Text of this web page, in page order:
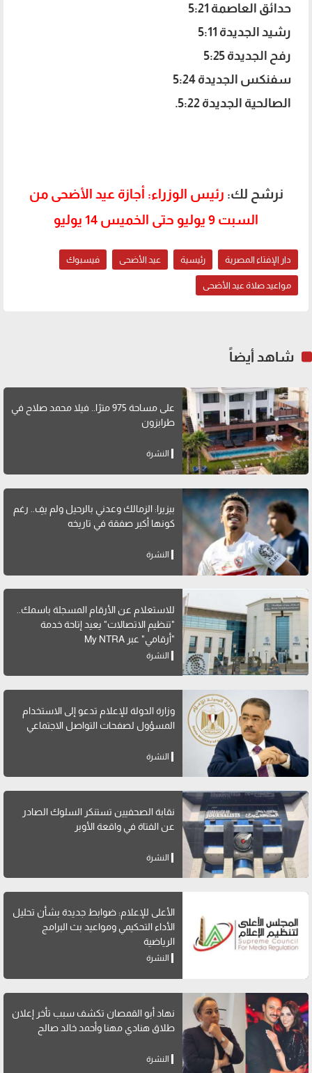
حدائق العاصمة 5:21
رشيد الجديدة 5:11
رفح الجديدة 5:25
سفنكس الجديدة 5:24
الصالحية الجديدة 5:22.
نرشح لك: رئيس الوزراء: أجازة عيد الأضحى من
السبت 9 يوليو حتى الخميس 14 يوليو
دار الإفتاء المصرية رئيسية عيد الأضحى فيسبوك
مواعيد صلاة عيد الأضحى
شاهد أيضاً
على مساحة 975 مترًا.. فيلا محمد صلاح في
طرابزون
النشرة
بيزيرا: الزمالك وعدني بالرحيل ولم يفِ.. رغم
كونها أكبر صفقة في تاريخه
النشرة
للاستعلام عن الأرقام المسجلة باسمك..
"تنظيم الاتصالات" يعيد إتاحة خدمة
"أرقامي" عبر My NTRA
النشرة
وزارة الدولة للإعلام تدعو إلى الاستخدام
المسؤول لصفحات التواصل الاجتماعي
النشرة
نقابة الصحفيين تستنكر السلوك الصادر
عن الفتاة في واقعة الأوبر
النشرة
الأعلى للإعلام: ضوابط جديدة بشأن تحليل
الأداء التحكيمي ومواعيد بث البرامج
الرياضية
النشرة
نهاد أبو القمصان تكشف سبب تأخر إعلان
طلاق هنادي مهنا وأحمد خالد صالح
النشرة